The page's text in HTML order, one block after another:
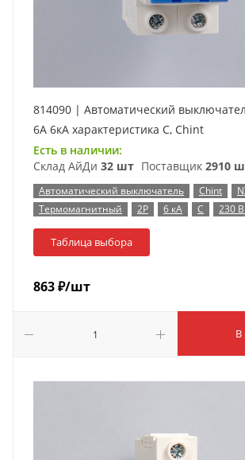
814090 | Автоматический
6А 6кА характеристика C, Chint
Есть в наличии:
Склад АйДи 32 шт Поставщик 2910
Автоматический выключатель Chint
Термомагнитный
2P 6 кА C 230
Таблица выбора
863₽/шт
В